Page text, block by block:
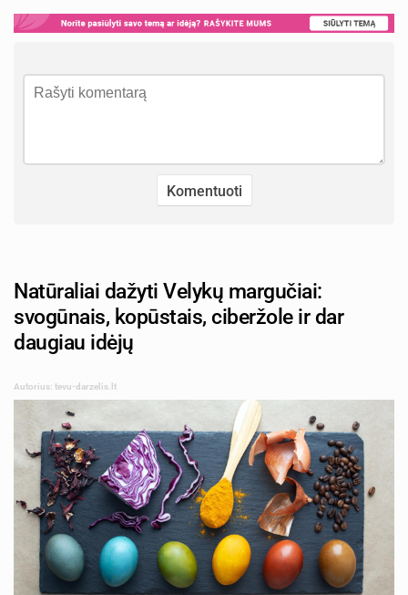
Natūraliai dažyti Velykų margučiai:
svogūnais, kopūstais, ciberžole ir dar
daugiau idėjų
Autorius: tevu-darzelis.lt